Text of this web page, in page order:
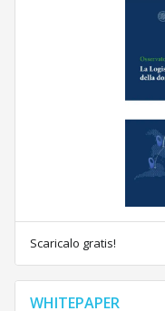
Scaricalo gratis!
WHITEPAPER